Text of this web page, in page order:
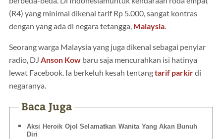
(R4) yang minimal dikenai tarif Rp 5.000, sangat kontras
dengan yang ada di negara tetangga, Malaysia.
Seorang warga Malaysia yang juga dikenal sebagai penyiar
radio, DJ Anson Kow baru saja mencurahkan isi hatinya
lewat Facebook. Ia berkeluh kesah tentangtarif parkirdi
negaranya.
Baca Juga
Aksi Heroik Ojol Selamatkan Wanita Yang Akan Bunuh
Diri